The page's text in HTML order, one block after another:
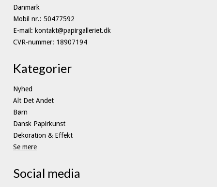
Danmark
Mobil nr.: 50477592
E-mail : kontakt@papirgalleriet.dk
CVR-nummer: 18907194
Kategorier
Nyhed
Alt Det Andet
Børn
Dansk Papirkunst
Dekoration & Effekt
Se mere
Social media